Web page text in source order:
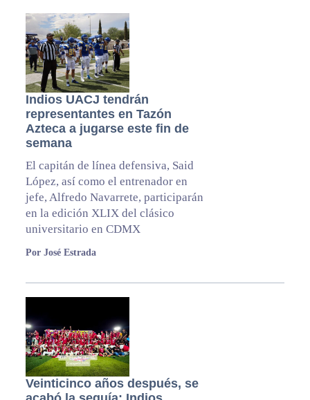
Indios UACJ tendrán
representantes en Tazón
Azteca a jugarse este fin de
semana
El capitán de línea defensiva, Said
López, así como el entrenador en
jefe, Alfredo Navarrete, participarán
en la edición XLIX del clásico
universitario en CDMX
Por José Estrada
Veinticinco años después, se